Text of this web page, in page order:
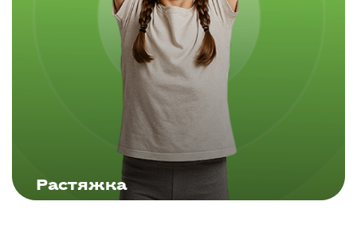
Растяжка
ЗАПИСАТЬСЯ